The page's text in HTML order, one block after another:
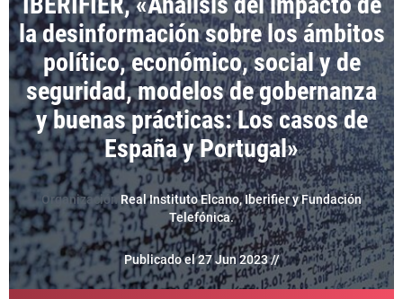
la desinformación sobre los ámbitos
político, económico, social y de
seguridad, modelos de gobernanza
y buenas prácticas: Los casos de
España y Portugal»
Organización Real Instituto Elcano, Iberifier y Fundación
Telefónica.
Publicado el 27 Jun 2023 //